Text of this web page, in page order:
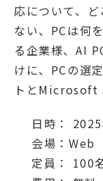
応について、
ない、PCは何
る企業様、AI
けに、PCの選
トとMicrosoft
日時：
会場：Web
定員： 100